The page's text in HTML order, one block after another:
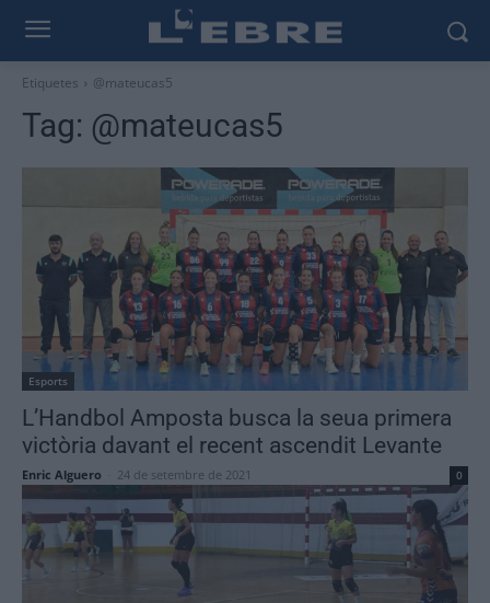
Etiquetes @mateucas5
Tag: @mateucas5
Esports
L’Handbol Amposta busca la seua primera
victòria davant el recent ascendit Levante
Enric Alguero 24 de setembre de 2021 0